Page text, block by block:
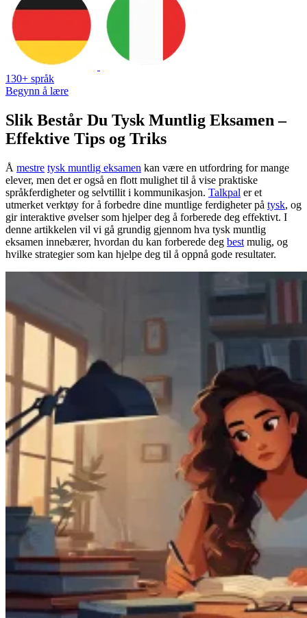
130+ språk
Begynn å lære
Slik Består Du Tysk Muntlig Eksamen –
Effektive Tips og Triks
Å mestre tysk muntlig eksamen kan være en utfordring for mange
elever, men det er også en flott mulighet til å vise praktiske
språkferdigheter og selvtillit i kommunikasjon. Talkpal er et
utmerket verktøy for å forbedre dine muntlige ferdigheter på tysk, og
gir interaktive øvelser som hjelper deg å forberede deg effektivt. I
denne artikkelen vil vi gå grundig gjennom hva tysk muntlig
eksamen innebærer, hvordan du kan forberede deg best mulig, og
hvilke strategier som kan hjelpe deg til å oppnå gode resultater.